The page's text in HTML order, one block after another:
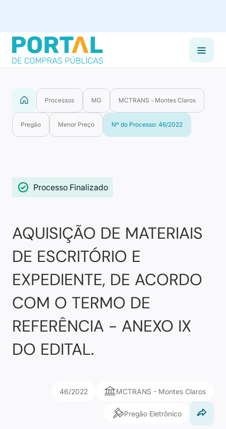
Processos MG MCTRANS - Montes Claros
Pregão Menor Preço Nº do Processo: 46/2022
Processo Finalizado
AQUISIÇÃO DE MATERIAIS
DE ESCRITÓRIO E
EXPEDIENTE, DE ACORDO
COM O TERMO DE
REFERÊNCIA - ANEXO IX
DO EDITAL.
46/2022 MCTRANS - Montes Claros
Pregão Eletrônico